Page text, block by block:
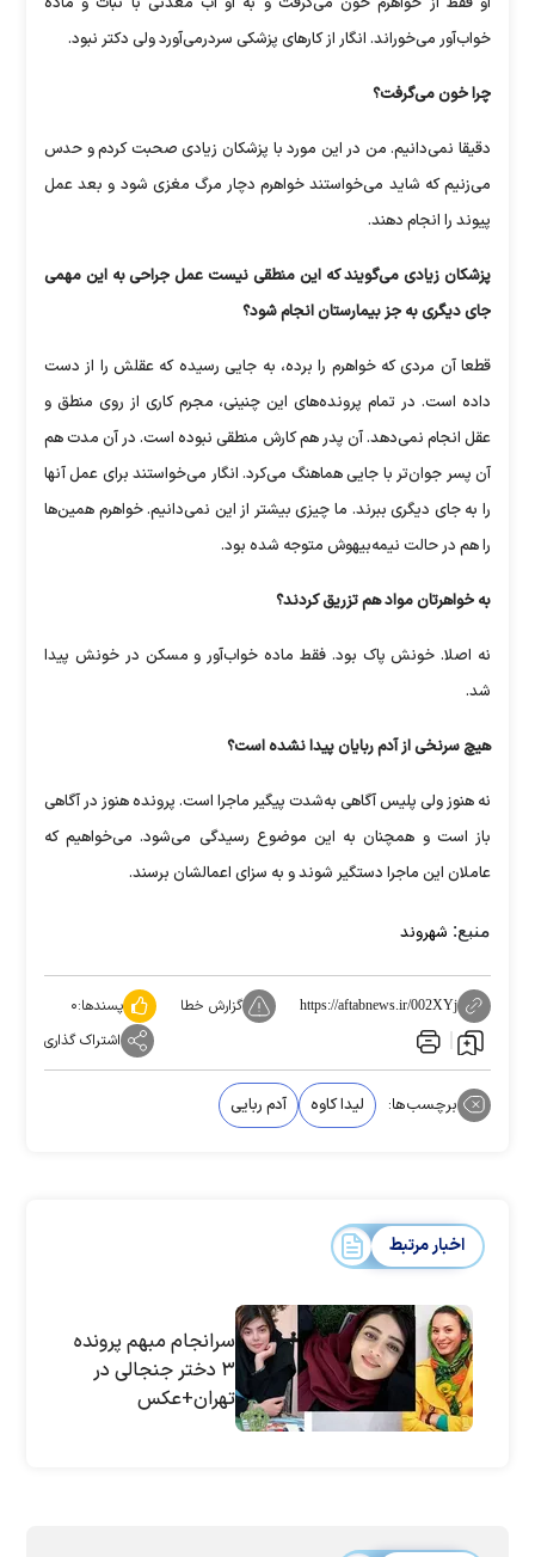
خواب‌آور ‏می‌خوراند. انگار از کارهای پزشکی سردرمی‌آورد ولی دکتر نبود.‏
چرا خون می‌گرفت؟
دقیقا نمی‌دانیم. من در این مورد با پزشکان زیادی صحبت کردم و حدس
می‌‏زنیم که شاید می‌خواستند خواهرم دچار مرگ مغزی شود و بعد عمل
پیوند را ‏انجام دهند.
پزشکان زیادی می‌گویند که این منطقی نیست عمل جراحی به این مهمی
جای ‏دیگری به جز بیمارستان انجام شود؟
قطعا آن مردی که خواهرم را برده، به جایی رسیده که عقلش را از دست
داده ‏است. در تمام پرونده‌های این چنینی، مجرم کاری از روی منطق و
عقل انجام ‏نمی‌دهد. آن پدر هم کارش منطقی نبوده است. در آن مدت هم
آن پسر جوان‌تر ‏با جایی هماهنگ می‌کرد. انگار می‌خواستند برای عمل آنها
را به جای دیگری ‏ببرند. ما چیزی بیشتر از این نمی‌دانیم. خواهرم همین‌ها
را هم در حالت نیمه‌بیهوش متوجه شده بود.
به خواهرتان مواد هم تزریق کردند؟
نه اصلا. خونش پاک بود. فقط ماده خواب‌آور و مسکن در خونش پیدا
شد.‏
هیچ سرنخی از آدم ربایان پیدا نشده است؟
نه هنوز ولی پلیس آگاهی به‌شدت پیگیر ماجرا است. پرونده هنوز در آگاهی
‏باز است و همچنان به این موضوع رسیدگی می‌شود. می‌خواهیم که
‏عاملان این ماجرا دستگیر شوند و به سزای اعمالشان برسند.
منبع: شهروند
https://aftabnews.ir/002XYj گزارش خطا پسندها:۰
اشتراک گذاری
برچسب‌ها: لیدا کاوه آدم ربایی
اخبار مرتبط
سرانجام مبهم پرونده
۳ دختر جنجالی در
تهران+عکس